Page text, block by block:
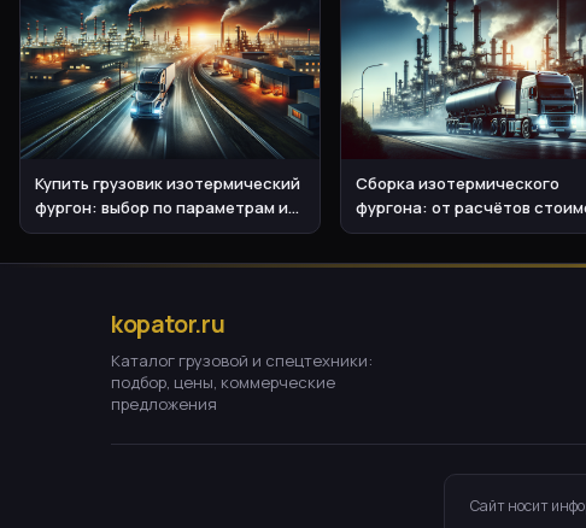
Купить грузовик изотермический
фургон: выбор по параметрам и
цене
Сборка изотермического
фургона: от расчётов
до выбора оборудования
kopator.ru
Каталог грузовой и спецтехники:
подбор, цены, коммерческие
предложения
Сайт носит